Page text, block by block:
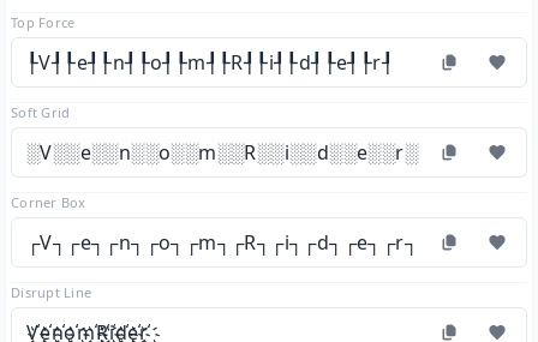
Top Force
┞V┦┞e┦┞n┦┞o┦┞m┦┞R┦┞i┦┞d┦┞e┦┞r┦
Soft Grid
░V░░e░░n░░o░░m░░R░░i░░d░░e░░r░
Corner Box
┌V┐┌e┐┌n┐┌o┐┌m┐┌R┐┌i┐┌d┐┌e┐┌r┐
Disrupt Line
V҉e҉n҉o҉m҉R҉i҉d҉e҉r҉